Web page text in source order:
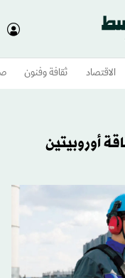
الاقتصاد ثقافة وفنون
أوروبيتين